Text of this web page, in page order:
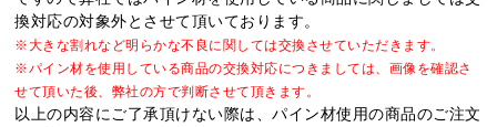
換対応の対象外とさせて頂いております。
※大きな割れなど明らかな不良に関しては交換させていただきます。
※パイン材を使用している商品の交換対応につきましては、画像を確認さ
せて頂いた後、弊社の方で判断させて頂きます。
以上の内容にご了承頂けない際は、パイン材使用の商品のご注文